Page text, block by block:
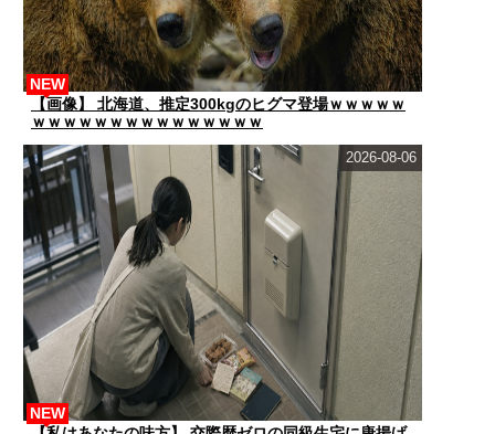
【画像】 北海道、推定300kgのヒグマ登場ｗｗｗｗｗ
ｗｗｗｗｗｗｗｗｗｗｗｗｗｗｗ
NEW
NEW
2026-08-06